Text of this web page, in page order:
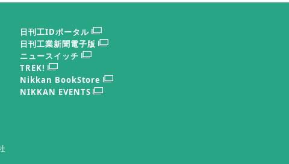
より位置ズレを抑制する。加工データの蓄
待され、今後は多様条件での検証と産学連携
日刊工IDポータル
日刊工業新聞電子版
ニュースイッチ
TREK!
Nikkan BookStore
NIKKAN EVENTS